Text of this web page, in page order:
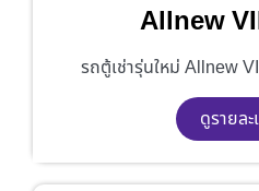
Allnew
รถตู้เช่ารุ่นใหม่ Allnew
ดูรายล